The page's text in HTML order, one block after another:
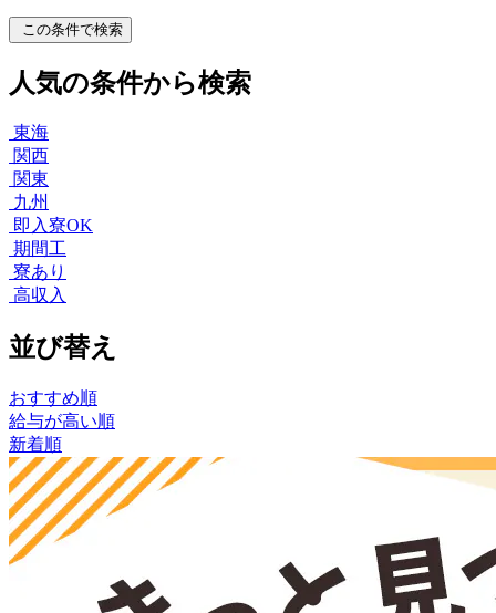
この条件で検索
人気の条件から検索
東海
関西
関東
九州
即入寮OK
期間工
寮あり
高収入
並び替え
おすすめ順
給与が高い順
新着順